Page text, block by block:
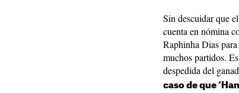
Sin descuidar que
cuenta en nómina
Raphinha Dias
muchos partidos.
despedida del
caso de que